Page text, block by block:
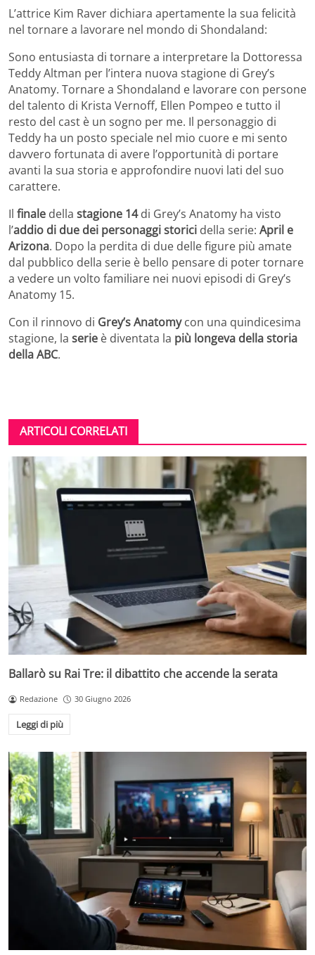
L’attrice Kim Raver dichiara apertamente la sua felicità
nel tornare a lavorare nel mondo di Shondaland:
Sono entusiasta di tornare a interpretare la Dottoressa
Teddy Altman per l’intera nuova stagione di Grey’s
Anatomy. Tornare a Shondaland e lavorare con persone
del talento di Krista Vernoff, Ellen Pompeo e tutto il
resto del cast è un sogno per me. Il personaggio di
Teddy ha un posto speciale nel mio cuore e mi sento
davvero fortunata di avere l’opportunità di portare
avanti la sua storia e approfondire nuovi lati del suo
carattere.
Il finale della stagione 14di Grey’s Anatomy ha visto
l’addio di due dei personaggi storici della serie: April e
Arizona. Dopo la perdita di due delle figure più amate
dal pubblico della serie è bello pensare di poter tornare
a vedere un volto familiare nei nuovi episodi di Grey’s
Anatomy 15.
Con il rinnovo di Grey’s Anatomycon una quindicesima
stagione, la serie è diventata la più longeva della storia
della ABC.
ARTICOLI CORRELATI
Ballarò su Rai Tre: il dibattito che accende la serata
Redazione 30 Giugno 2026
Leggi di più